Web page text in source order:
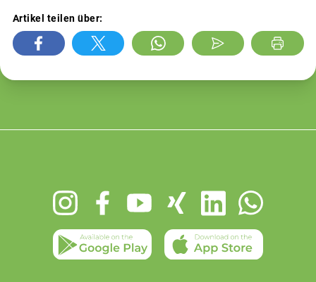
Artikel teilen über: